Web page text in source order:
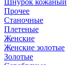
Шнурок кожаный
Прочее
Станочные
Плетеные
Женские
Женские золотые
Золотые